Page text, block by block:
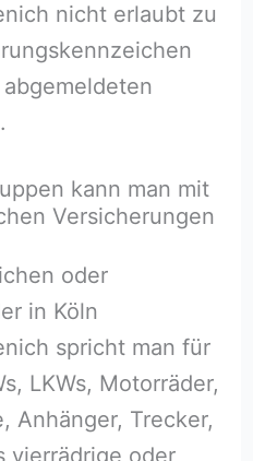
nicht erlaubt zu
kann man mit
Versicherungen
oder
in Köln
spricht man für
LKWs, Motorräder,
Anhänger, Trecker,
vierrädrige oder